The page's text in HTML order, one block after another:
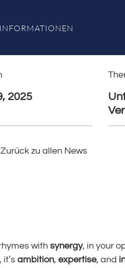
INFORMATIONEN
2025
Zurück zu allen News
withsynergy, in your
it’sambition,expertise, and